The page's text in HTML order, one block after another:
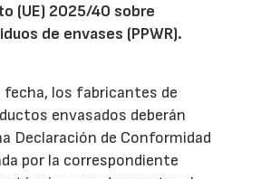
(UE) 2025/40 sobre
de envases (PPWR).
fecha, los fabricantes de
envasados deberán
Declaración de Conformidad
por la correspondiente